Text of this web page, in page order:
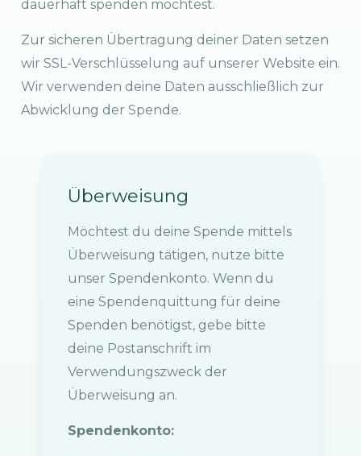
dauerhaft spenden möchtest.
Zur sicheren Übertragung deiner Daten setzen
wir SSL-Verschlüsselung auf unserer Website ein.
Wir verwenden deine Daten ausschließlich zur
Abwicklung der Spende.
Überweisung
Möchtest du deine Spende mittels
Überweisung tätigen, nutze bitte
unser Spendenkonto. Wenn du
eine Spendenquittung für deine
Spenden benötigst, gebe bitte
deine Postanschrift im
Verwendungszweck der
Überweisung an.
Spendenkonto: